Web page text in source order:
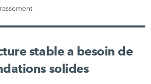
stable a besoin de
solides